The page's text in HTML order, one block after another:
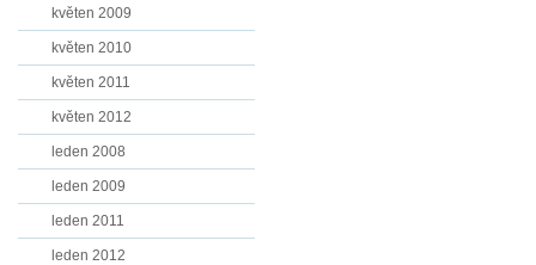
květen 2009
květen 2010
květen 2011
květen 2012
leden 2008
leden 2009
leden 2011
leden 2012